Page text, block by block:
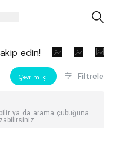
A
edin!
Çevrim Içi Filtrele
ya da arama çubuğuna